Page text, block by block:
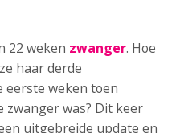
22 weken zwanger. Hoe
haar derde
eerste weken toen
zwanger was? Dit keer
uitgebreide update en